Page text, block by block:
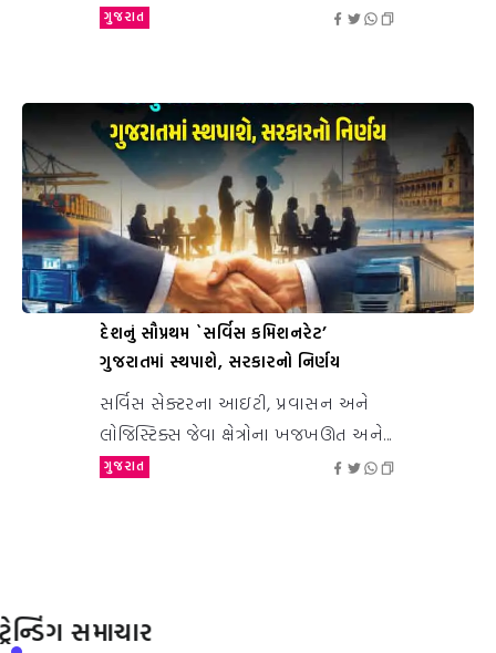
ગુજરાત
દેશનું સૌપ્રથમ `સર્વિસ કમિશનરેટ’
ગુજરાતમાં સ્થપાશે, સરકારનો નિર્ણય
સર્વિસ સેક્ટરના આઇટી, પ્રવાસન અને
લોજિસ્ટિક્સ જેવા ક્ષેત્રોના ખજખઊત અને...
ગુજરાત
ટ્રેન્ડિંગ સમાચાર